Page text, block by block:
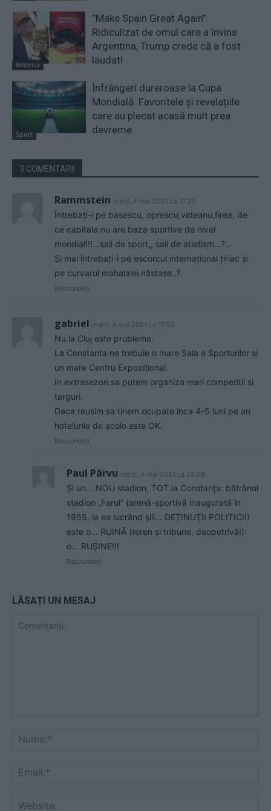
America
”Make Spain Great Again”.
Ridiculizat de omul care a învins
Argentina, Trump crede că a fost
laudat!
Sport
Înfrângeri dureroase la Cupa
Mondială. Favoritele și revelațiile
care au plecat acasă mult prea
devreme
3 COMENTARII
Rammstein marți, 4 mai 2021 La 17.20
Întrebați-i pe basescu, oprescu,videanu,firea, de
ce capitala nu are baze sportive de nivel
mondial!!!…sali de sport,, sali de atletism…?..
Si mai întrebați-i pe escorcul internațional țiriac și
pe curvarul mahalalei năstase..?.
Răspundeți
gabriel marți, 4 mai 2021 La 17.53
Nu la Cluj este problema.
La Constanta ne trebuie o mare Sala a Sporturilor si
un mare Centru Expozitional.
In extrasezon sa putem organiza mari competitii si
targuri.
Daca reusim sa tinem ocupate inca 4-5 luni pe an
hotelurile de acolo este OK.
Răspundeți
Paul Pârvu marți, 4 mai 2021 La 23.08
Și un… NOU stadion, TOT la Constanța: bătrânul
stadion „Farul” (arenă-sportivă inaugurată în
1955, la ea lucrând șiii… DEȚINUȚII POLITICI!)
este o… RUINĂ (teren și tribune, deopotrivă!):
o… RUȘINE!!!
Răspundeți
LĂSAȚI UN MESAJ